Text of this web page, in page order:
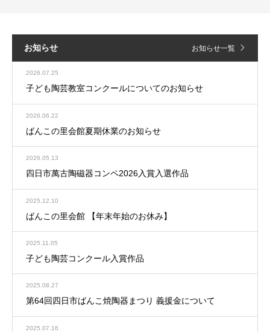
お知らせ お知らせ一覧
2026.07.25
子ども陶芸教室コンクールについてのお知らせ
2026.06.22
ばんこの里会館夏期休業のお知らせ
2026.05.13
四日市萬古陶磁器コンペ2026入賞入選作品
2025.12.10
ばんこの里会館 【年末年始のお休み】
2025.11.05
子ども陶芸コンクール入賞作品
2025.08.27
第64回四日市ばんこ焼陶器まつり 義援金について
2025.07.16